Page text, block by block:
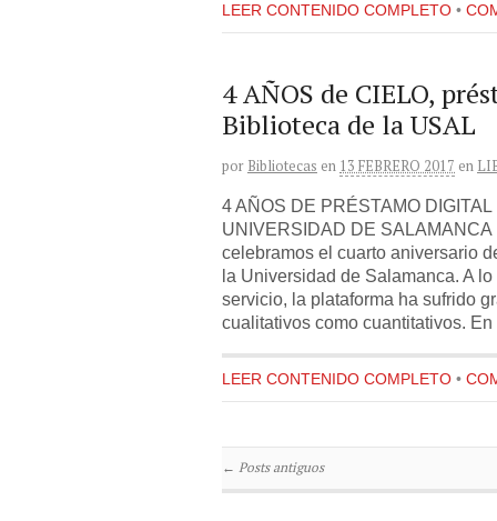
LEER CONTENIDO COMPLETO •
4 AÑOS de CIELO,
Biblioteca de la USAL
por Bibliotecas en 13 FEBRERO 2017 en
4 AÑOS DE PRÉSTAMO
UNIVERSIDAD DE SALAMANCA
celebramos el cuarto aniversario
la Universidad de Salamanca. A
servicio, la plataforma ha sufrido
cualitativos como cuantitativos.
LEER CONTENIDO COMPLETO •
← Posts antiguos